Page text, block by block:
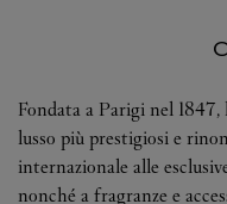
Fondata a Parigi nel
lusso più prestigiosi e
internazionale alle
nonché a fragranze e